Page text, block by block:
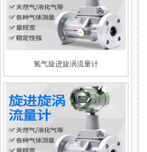
氢气旋进旋涡流量计